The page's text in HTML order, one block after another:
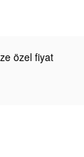
özel fiyat